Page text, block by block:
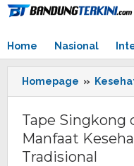
Skip
Home
Nasional
Homepage »
Tape Singkong
Manfaat
Tradisional